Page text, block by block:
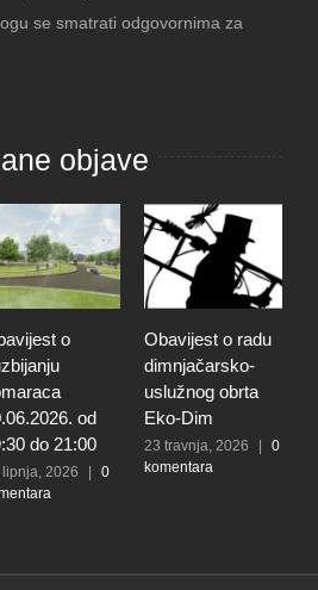
se smatrati odgovornima za
objave
o
od
do 21:00
lipnja, 2026
0
Obavijest o radu
dimnjačarsko-
uslužnog obrta
Eko-Dim
23 travnja, 2026
0
komentara